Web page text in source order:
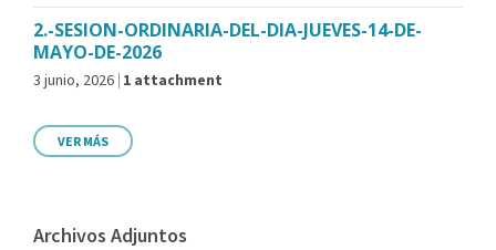
2.-SESION-ORDINARIA-DEL-DIA-JUEVES-14-DE-
MAYO-DE-2026
3 junio, 2026 1 attachment
VER MÁS
Archivos Adjuntos